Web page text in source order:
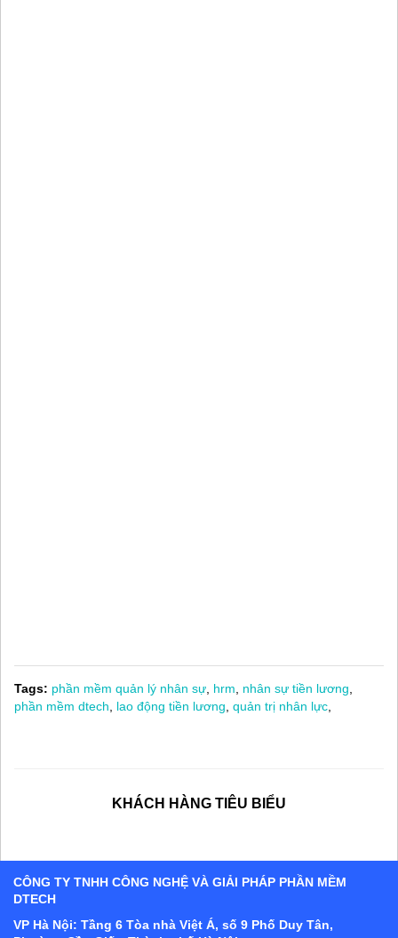
Tags: phần mềm quản lý nhân sự hrm nhân sự tiền lương
phần mềm dtech
lao động tiền lương quản trị nhân lực
KHÁCH HÀNG TIÊU BIỂU
CÔNG TY TNHH CÔNG NGHỆ VÀ GIẢI PHÁP PHẦN MỀM
DTECH
VP Hà Nội: Tầng 6 Tòa nhà Việt Á, số 9 Phố Duy Tân,